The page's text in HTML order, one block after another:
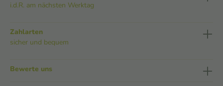
i.d.R. am nächsten Werktag
Zahlarten
sicher und bequem
Bewerte uns